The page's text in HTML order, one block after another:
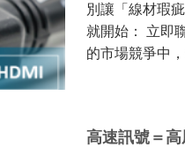
別讓「線材瑕
就開始： 立即
的市場競爭中
高速訊號＝